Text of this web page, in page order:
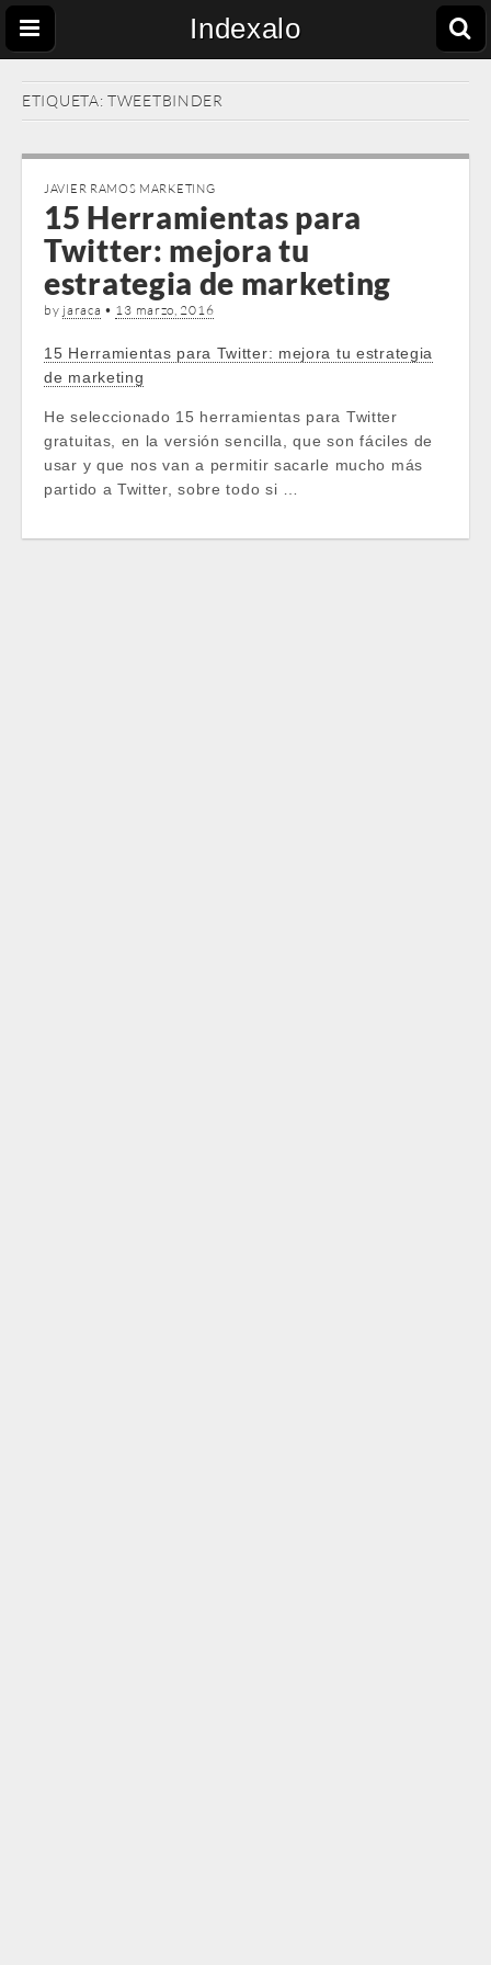
Indexalo
ETIQUETA: TWEETBINDER
JAVIER RAMOS MARKETING
15 Herramientas para
Twitter: mejora tu
estrategia de marketing
by jaraca • 13 marzo, 2016
15 Herramientas para Twitter: mejora tu estrategia
de marketing
He seleccionado 15 herramientas para Twitter
gratuitas, en la versión sencilla, que son fáciles de
usar y que nos van a permitir sacarle mucho más
partido a Twitter, sobre todo si …